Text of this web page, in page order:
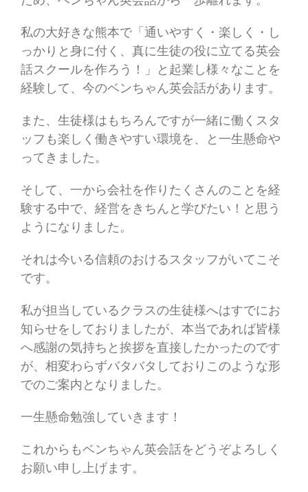
私の大好きな熊本で「通いやすく・楽しく・し
っかりと身に付く、真に生徒の役に立てる英会
話スクールを作ろう！」と起業し様々なことを
経験して、今のベンちゃん英会話があります。
また、生徒様はもちろんですが一緒に働くスタ
ッフも楽しく働きやすい環境を、と一生懸命や
ってきました。
そして、一から会社を作りたくさんのことを経
験する中で、経営をきちんと学びたい！と思う
ようになりました。
それは今いる信頼のおけるスタッフがいてこそ
です。
私が担当しているクラスの生徒様へはすでにお
知らせをしておりましたが、本当であれば皆様
へ感謝の気持ちと挨拶を直接したかったのです
が、相変わらずバタバタしておりこのような形
でのご案内となりました。
一生懸命勉強していきます！
これからもベンちゃん英会話をどうぞよろしく
お願い申し上げます。